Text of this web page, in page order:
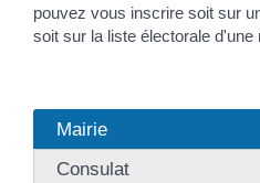
pouvez vous inscrire soit sur
soit sur la liste électorale d'une
Mairie
Consulat